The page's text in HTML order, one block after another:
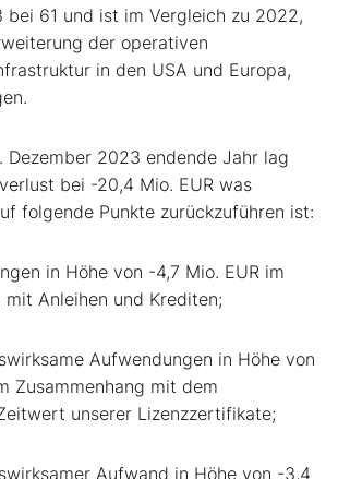
bei 61 und ist im Vergleich zu 2022,
der operativen
in den USA und Europa,
Dezember 2023 endende Jahr lag
bei -20,4 Mio. EUR was
folgende Punkte zurückzuführen ist:
in Höhe von -4,7 Mio. EUR im
mit Anleihen und Krediten;
Aufwendungen in Höhe von
Zusammenhang mit dem
unserer Lizenzzertifikate;
Aufwand in Höhe von -3,4